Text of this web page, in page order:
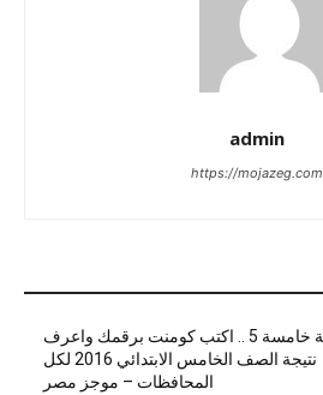
admin
https://mojazeg.com
نتيجة خامسة 5 .. اكتب كومنت برقمك واعرف
نتيجة الصف الخامس الابتدائي 2016 لكل
المحافظات – موجز مصر